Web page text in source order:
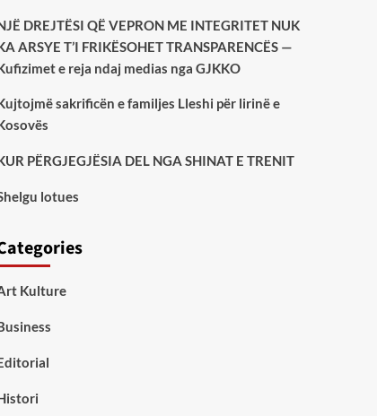
DREJTËSI QË VEPRON ME INTEGRITET NUK
ARSYE T’I FRIKËSOHET TRANSPARENCËS —
e reja ndaj medias nga GJKKO
sakrificën e familjes Lleshi për lirinë e
PËRGJEGJËSIA DEL NGA SHINAT E TRENIT
lotues
Kulture